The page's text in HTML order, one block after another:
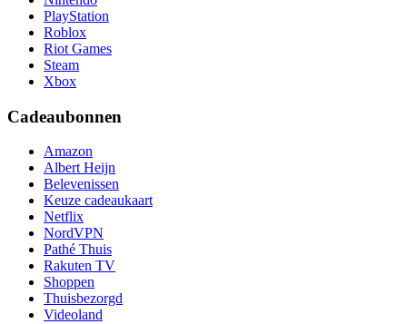
PlayStation
Roblox
Riot Games
Steam
Xbox
Cadeaubonnen
Amazon
Albert Heijn
Belevenissen
Keuze cadeaukaart
Netflix
NordVPN
Pathé Thuis
Rakuten TV
Shoppen
Thuisbezorgd
Videoland